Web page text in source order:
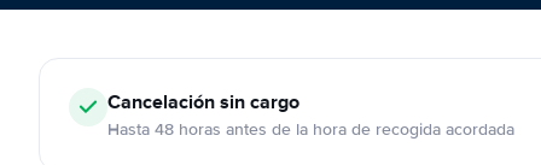
Cancelaciónsin cargo
Hasta 48 horas antes de la hora de recogida acordada